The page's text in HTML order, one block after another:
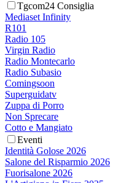
Tgcom24 Consiglia
Mediaset Infinity
R101
Radio 105
Virgin Radio
Radio Montecarlo
Radio Subasio
Comingsoon
Superguidatv
Zuppa di Porro
Non Sprecare
Cotto e Mangiato
Eventi
Identità Golose 2026
Salone del Risparmio 2026
Fuorisalone 2026